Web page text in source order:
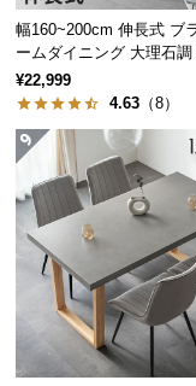
搬
入
経
路
つ
い
て
返
品・
キ
ャ
ン
幅160~200cm 伸長式 ブ
ームダイニング 大理石調
¥22,999
4.63 （8）